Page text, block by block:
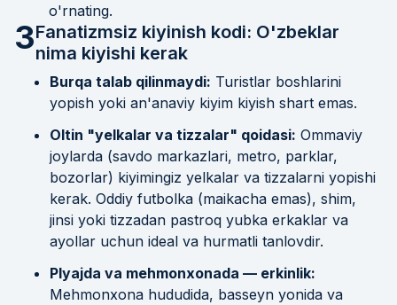
o'rnating.
3Fanatizmsiz kiyinish kodi: O'zbeklar
nima kiyishi kerak
Burqa talab qilinmaydi: Turistlar boshlarini
yopish yoki an'anaviy kiyim kiyish shart emas.
Oltin "yelkalar va tizzalar" qoidasi: Ommaviy
joylarda (savdo markazlari, metro, parklar,
bozorlar) kiyimingiz yelkalar va tizzalarni yopishi
kerak. Oddiy futbolka (maikacha emas), shim,
jinsi yoki tizzadan pastroq yubka erkaklar va
ayollar uchun ideal va hurmatli tanlovdir.
Plyajda va mehmonxonada — erkinlik:
Mehmonxona hududida, basseyn yonida va